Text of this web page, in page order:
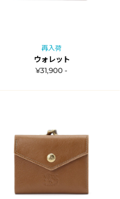
再入荷
ウォレット
¥31,900 -